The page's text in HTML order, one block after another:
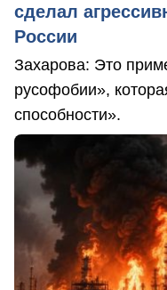
сделал
России
Захарова: Это
русофобии»,
способности».